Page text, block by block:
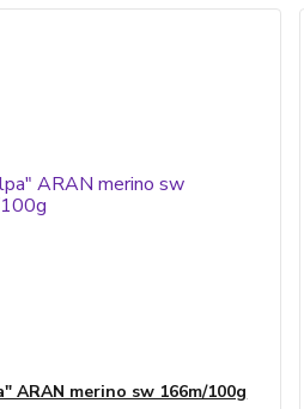
ARAN merino sw 166m/100g